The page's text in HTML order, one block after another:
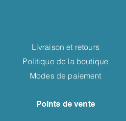
Livraison et retours
Politique de la boutique
Modes de paiement
Points de vente